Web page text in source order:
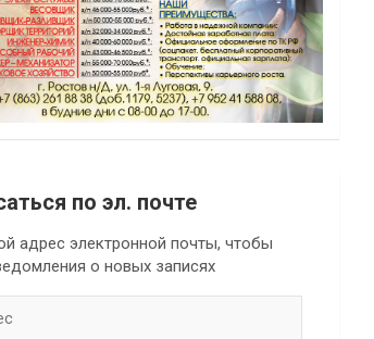
по эл. почте
адрес электронной почты, чтобы
о новых записях